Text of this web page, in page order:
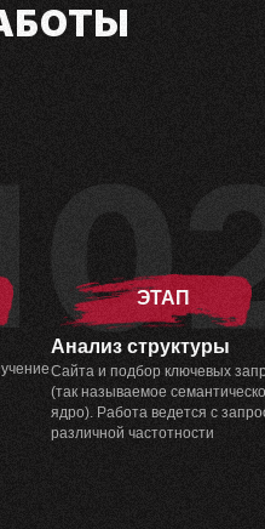
ЭТАП
Анализ структуры
Сайта и подбор ключевых
(так называемое
ядро). Работа ведется с
различной частотности